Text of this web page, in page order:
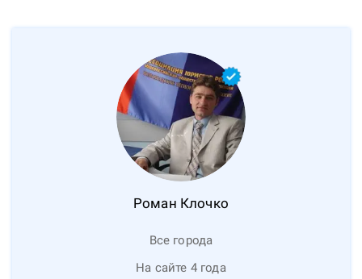
Роман Клочко
Все города
На сайте 4 года